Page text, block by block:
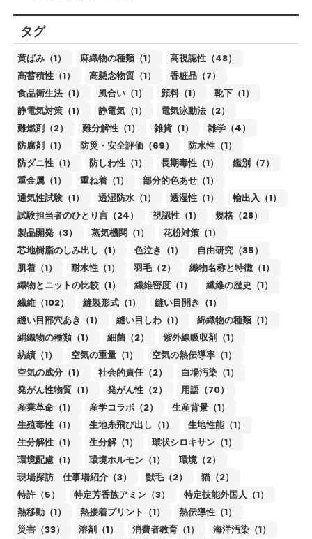
タグ
黄ばみ（1） 麻織物の種類（1）
高視認性（48）
高蓄積性（1）
高懸念物質（1）
香粧品（7）
食品衛生法（1）
風合い（1） 顔料（1）
靴下（1）
静電気対策（1）
静電気（1）
電気泳動法（2）
難燃剤（2）
難分解性（1） 雑貨（1）
雑学（4）
防腐剤（1）
防災・安全評価（69）
防水性（1）
防ダニ性（1）
防しわ性（1） 長期毒性（1）
鑑別（7）
重金属（1）
重ね着（1）
部分的色あせ（1）
通気性試験（1）
透湿防水（1） 透湿性（1）
輸出入（1）
試験担当者のひとり言（24）
視認性（1）
規格（28）
製品開発（3）
蒸気機関（1）
花粉対策（1）
芯地樹脂のしみ出し（1）
色泣き（1）
自由研究（35）
肌着（1）
耐水性（1） 羽毛（2）
織物名称と特徴（1）
織物とニットの比較（1）
繊維密度（1）
繊維の歴史（1）
繊維（102）
縫製形式（1）
縫い目開き（1）
縫い目部穴あき（1）
縫い目しわ（1）
綿織物の種類（1）
絹織物の種類（1）
細菌（2）
紫外線吸収剤（1）
紡績（1）
空気の重量（1）
空気の熱伝導率（1）
空気の成分（1）
社会的責任（2）
白場汚染（1）
発がん性物質（1）
発がん性（2）
用語（70）
産業革命（1）
産学コラボ（2）
生産背景（1）
生殖毒性（1）
生地糸飛び出し（1）
生地性能（1）
生分解性（1）
生分解（1）
環状シロキサン（1）
環境配慮（1）
環境ホルモン（1）
環境（2）
現場探訪 仕事場紹介（3）
獣毛（2）
猫（2）
特許（5）
特定芳香族アミン（3）
特定技能外国人（1）
熱移動（1）
熱接着プリント（1）
熱伝導性（1）
災害（33）
溶剤（1） 消費者教育（1）
海洋汚染（1）